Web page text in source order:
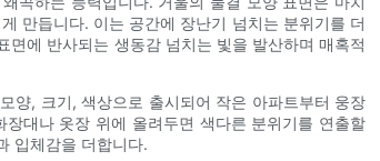
만듭니다. 이는 공간에 장난기 넘치는 분위기를 더
에 반사되는 생동감 넘치는 빛을 발산하며 매혹적
양, 크기, 색상으로 출시되어 작은 아파트부터 웅장
대나 옷장 위에 올려두면 색다른 분위기를 연출할
입체감을 더합니다.